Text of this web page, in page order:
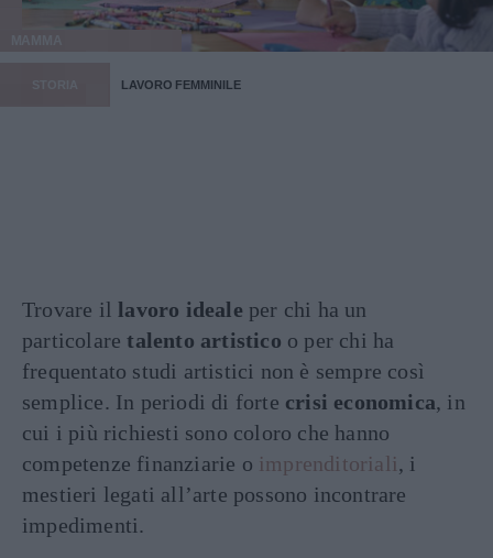
LAVORO FEMMINILE
Trovare il lavoro ideale per chi ha un
particolaretalento artistico o per chi ha
frequentato studi artistici non è sempre così
semplice. In periodi di forte crisi economica, in
cui i più richiesti sono coloro che hanno
competenze finanziarie o imprenditoriali, i
mestieri legati all’arte possono incontrare
impedimenti.